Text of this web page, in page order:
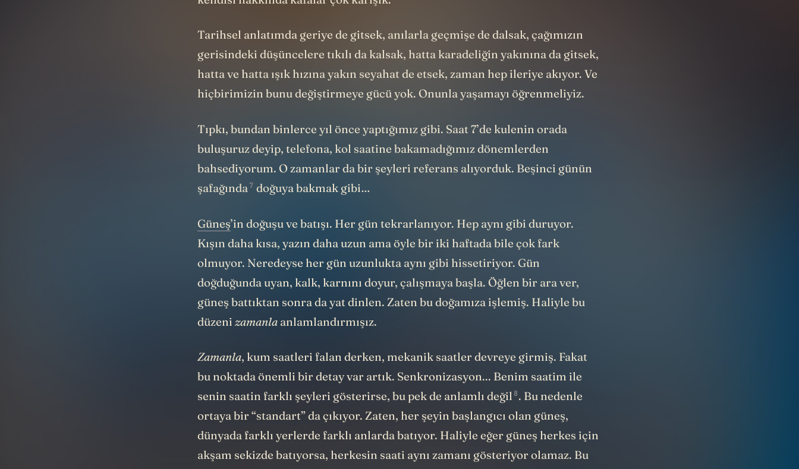
kendisi hakkında kafalar çok karışık.
Tarihsel anlatımda geriye de gitsek, anılarla geçmişe de dalsak, çağımızın
gerisindeki düşüncelere tıkılı da kalsak, hatta karadeliğin yakınına da gitsek,
hatta ve hatta ışık hızına yakın seyahat de etsek, zaman hep ileriye akıyor. Ve
hiçbirimizin bunu değiştirmeye gücü yok. Onunla yaşamayı öğrenmeliyiz.
Tıpkı, bundan binlerce yıl önce yaptığımız gibi. Saat 7’de kulenin orada
buluşuruz deyip, telefona, kol saatine bakamadığımız dönemlerden
bahsediyorum. O zamanlar da bir şeyleri referans alıyorduk.
Beşinci günün
şafağında
doğuya bakmak gibi…
Güneş ’in doğuşu ve batışı. Her gün tekrarlanıyor. Hep aynı gibi duruyor.
Kışın daha kısa, yazın daha uzun ama öyle bir iki haftada bile çok fark
olmuyor. Neredeyse her gün uzunlukta aynı gibi hissetiriyor. Gün
doğduğunda uyan, kalk, karnını doyur, çalışmaya başla. Öğlen bir ara ver,
güneş battıktan sonra da yat dinlen. Zaten bu doğamıza işlemiş. Haliyle bu
anlamlandırmışız.
, kum saatleri falan derken, mekanik saatler devreye girmiş. Fakat
bu noktada önemli bir detay var artık.
Senkronizasyon...
senin saatin farklı şeyleri gösterirse, bu pek de anlamlı değil
ortaya bir “standart” da çıkıyor. Zaten, her şeyin başlangıcı olan güneş,
dünyada farklı yerlerde farklı anlarda batıyor. Haliyle eğer güneş herkes için
akşam sekizde batıyorsa, herkesin saati aynı zamanı gösteriyor olamaz. Bu